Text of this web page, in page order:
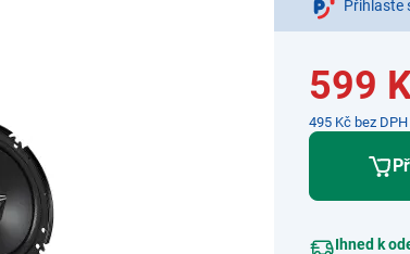
Přihlaste
599
495 Kč bez DPH
Ihned k